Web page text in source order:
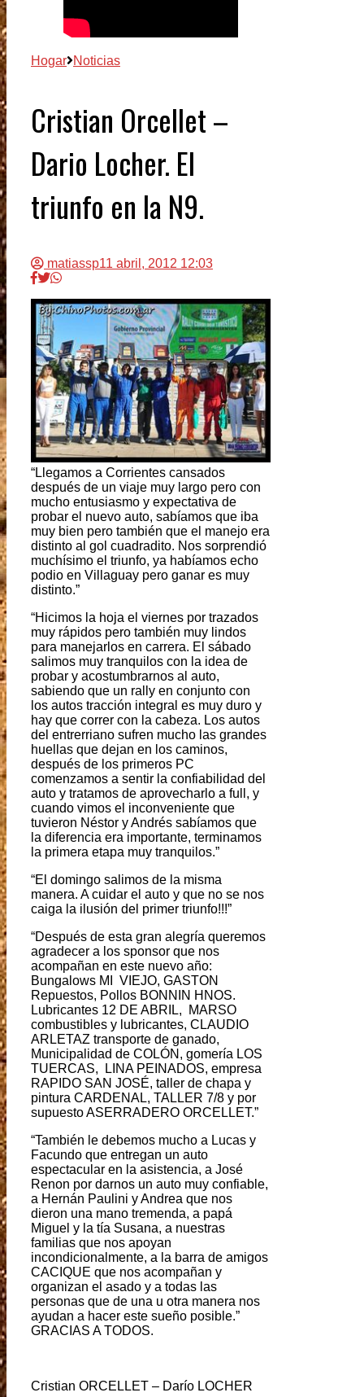
Hogar Noticias
Cristian Orcellet –
Dario Locher. El
triunfo en la N9.
matiassp11 abril, 2012 12:03
“Llegamos a Corrientes cansados
después de un viaje muy largo pero con
mucho entusiasmo y expectativa de
probar el nuevo auto, sabíamos que iba
muy bien pero también que el manejo era
distinto al gol cuadradito. Nos sorprendió
muchísimo el triunfo, ya habíamos echo
podio en Villaguay pero ganar es muy
distinto.”
“Hicimos la hoja el viernes por trazados
muy rápidos pero también muy lindos
para manejarlos en carrera. El sábado
salimos muy tranquilos con la idea de
probar y acostumbrarnos al auto,
sabiendo que un rally en conjunto con
los autos tracción integral es muy duro y
hay que correr con la cabeza. Los autos
del entrerriano sufren mucho las grandes
huellas que dejan en los caminos,
después de los primeros PC
comenzamos a sentir la confiabilidad del
auto y tratamos de aprovecharlo a full, y
cuando vimos el inconveniente que
tuvieron Néstor y Andrés sabíamos que
la diferencia era importante, terminamos
la primera etapa muy tranquilos.”
“El domingo salimos de la misma
manera. A cuidar el auto y que no se nos
caiga la ilusión del primer triunfo!!!”
“Después de esta gran alegría queremos
agradecer a los sponsor que nos
acompañan en este nuevo año:
Bungalows MI VIEJO, GASTON
Repuestos, Pollos BONNIN HNOS.
Lubricantes 12 DE ABRIL, MARSO
combustibles y lubricantes, CLAUDIO
ARLETAZ transporte de ganado,
Municipalidad de COLÓN, gomería LOS
TUERCAS, LINA PEINADOS, empresa
RAPIDO SAN JOSÉ, taller de chapa y
pintura CARDENAL, TALLER 7/8 y por
supuesto ASERRADERO ORCELLET.”
“También le debemos mucho a Lucas y
Facundo que entregan un auto
espectacular en la asistencia, a José
Renon por darnos un auto muy confiable,
a Hernán Paulini y Andrea que nos
dieron una mano tremenda, a papá
Miguel y la tía Susana, a nuestras
familias que nos apoyan
incondicionalmente, a la barra de amigos
CACIQUE que nos acompañan y
organizan el asado y a todas las
personas que de una u otra manera nos
ayudan a hacer este sueño posible.”
GRACIAS A TODOS.
Cristian ORCELLET – Darío LOCHER